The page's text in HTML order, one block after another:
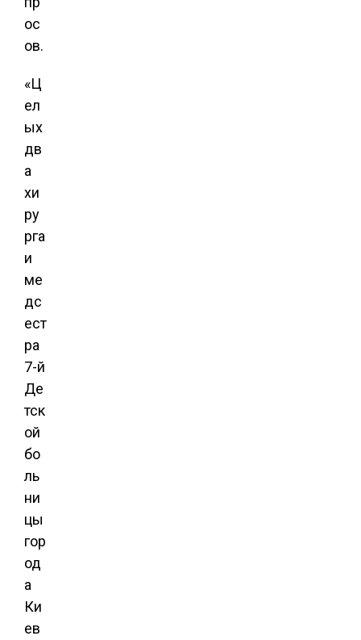
ос
ов.
«Ц
ел
ых
дв
а
хи
ру
рга
и
ме
дс
ест
ра
7-й
Де
тск
ой
бо
ль
ни
цы
гор
од
а
Ки
ев